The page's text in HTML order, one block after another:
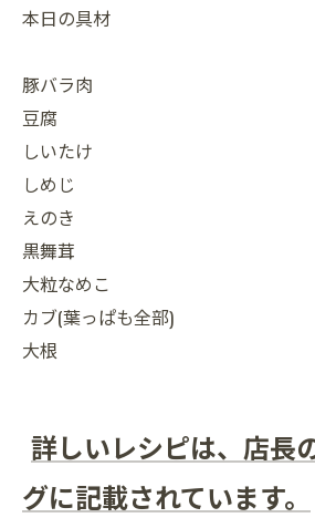
本日の具材
豚バラ肉
豆腐
しいたけ
しめじ
えのき
黒舞茸
大粒なめこ
カブ(葉っぱも全部)
大根
詳しいレシピは、店長
グに記載されています。